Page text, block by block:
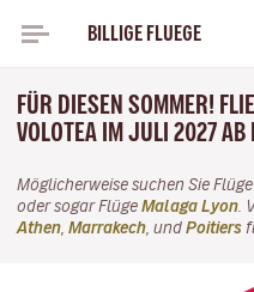
BILLIGE FLUEGE
FÜR DIESEN SOMMER!
VOLOTEA IM JULI 2027 AB
Möglicherweise suchen Sie
oder sogar Flüge Malaga Lyon .
Athen Marrakech , und Poitiers